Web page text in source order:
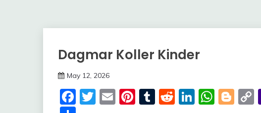
Trends
Dagmar Koller Kinder
May 12, 2026
Facebook
Twitter
EmailPinterest
Tumblr
Reddit
LinkedIn